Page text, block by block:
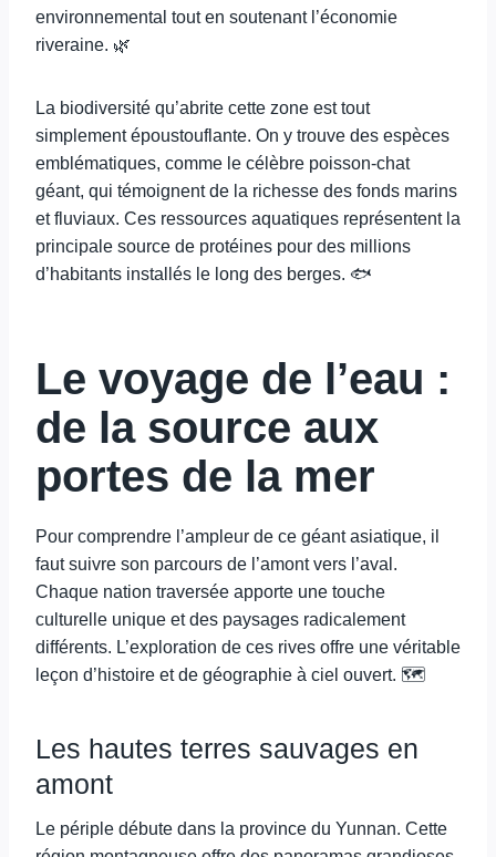
environnemental tout en soutenant l’économie
riveraine. 🌿
La biodiversité qu’abrite cette zone est tout
simplement époustouflante. On y trouve des espèces
emblématiques, comme le célèbre poisson-chat
géant, qui témoignent de la richesse des fonds marins
et fluviaux. Ces ressources aquatiques représentent la
principale source de protéines pour des millions
d’habitants installés le long des berges. 🐟
Le voyage de l’eau :
de la source aux
portes de la mer
Pour comprendre l’ampleur de ce géant asiatique, il
faut suivre son parcours de l’amont vers l’aval.
Chaque nation traversée apporte une touche
culturelle unique et des paysages radicalement
différents. L’exploration de ces rives offre une véritable
leçon d’histoire et de géographie à ciel ouvert. 🗺️
Les hautes terres sauvages en
amont
Le périple débute dans la province du Yunnan. Cette